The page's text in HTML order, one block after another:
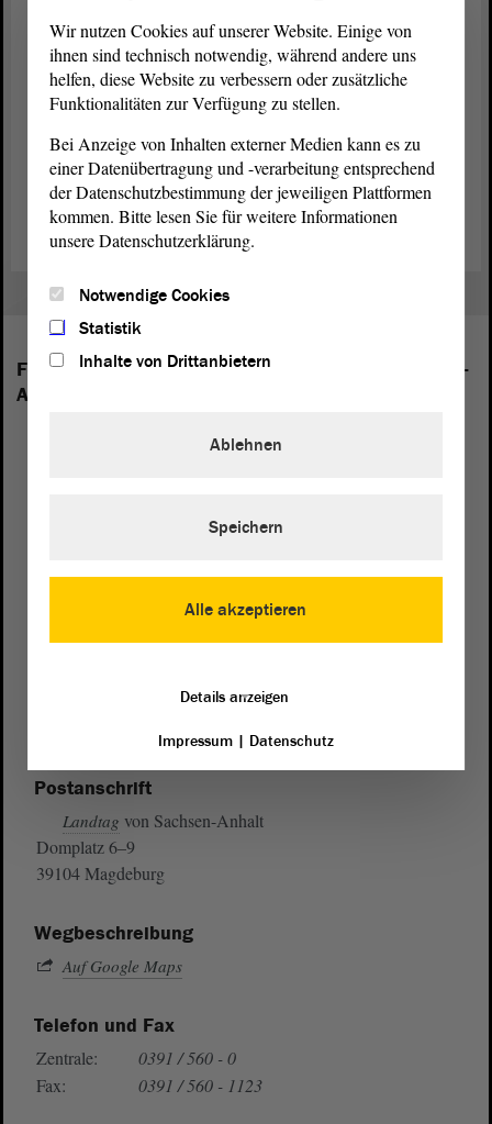
(Zustimmung bei der CDU)
Zurück zur Landtagssitzung
Folgende Fraktionen sind im Landtag von Sachsen-
Anhalt vertreten:
Postanschrift
Landtag von Sachsen-Anhalt
Domplatz 6–9
39104 Magdeburg
Wegbeschreibung
Auf Google Maps
Telefon und Fax
Zentrale:
0391 / 560 - 0
Fax:
0391 / 560 - 1123
Wir nutzen Cookies auf unserer Website. Einige von
ihnen sind technisch notwendig, während andere uns
helfen, diese Website zu verbessern oder zusätzliche
Funktionalitäten zur Verfügung zu stellen.
Bei Anzeige von Inhalten externer Medien kann es zu
einer Datenübertragung und -verarbeitung entsprechend
der Datenschutzbestimmung der jeweiligen Plattformen
kommen. Bitte lesen Sie für weitere Informationen
unsere Datenschutzerklärung.
Notwendige Cookies
Statistik
Inhalte von Drittanbietern
Alle akzeptieren
Ablehnen
Speichern
Details anzeigen
Impressum| Datenschutz